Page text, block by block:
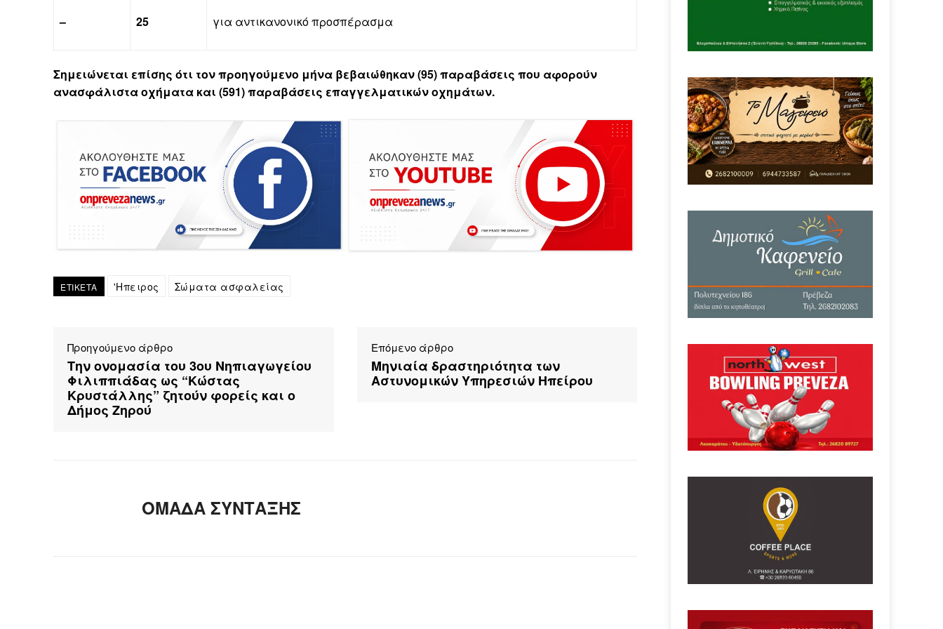
– 25 για αντικανονικό προσπέρασμα
Σημειώνεται επίσης ότι τον προηγούμενο μήνα βεβαιώθηκαν (95) παραβάσεις που αφορούν
ανασφάλιστα οχήματα και (591) παραβάσεις επαγγελματικών οχημάτων.
ΕΤΙΚΕΤΑ 'Ηπειρος Σώματα ασφαλείας
Προηγούμενο άρθρο
Την ονομασία του 3ου Νηπιαγωγείου
Φιλιππιάδας ως “Κώστας
Κρυστάλλης” ζητούν φορείς και ο
Δήμος Ζηρού
Επόμενο άρθρο
Μηνιαία δραστηριότητα των
Αστυνομικών Υπηρεσιών Ηπείρου
ΟΜΑΔΑ ΣΥΝΤΑΞΗΣ